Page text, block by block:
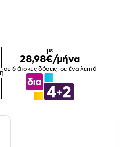
ή
με
28,98€/μήνα
σε 6 άτοκες δόσεις, σε ένα λεπτό